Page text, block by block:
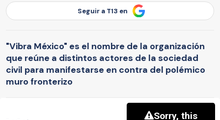
Seguir a T13 en
"Vibra México" es el nombre de la organización
que reúne a distintos actores de la sociedad
civil para manifestarse en contra del polémico
muro fronterizo